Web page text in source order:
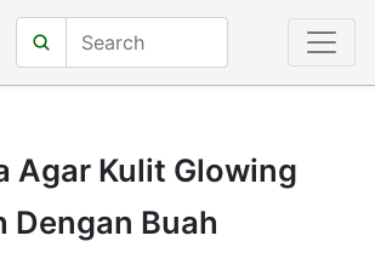
Agar Kulit Glowing
Dengan Buah